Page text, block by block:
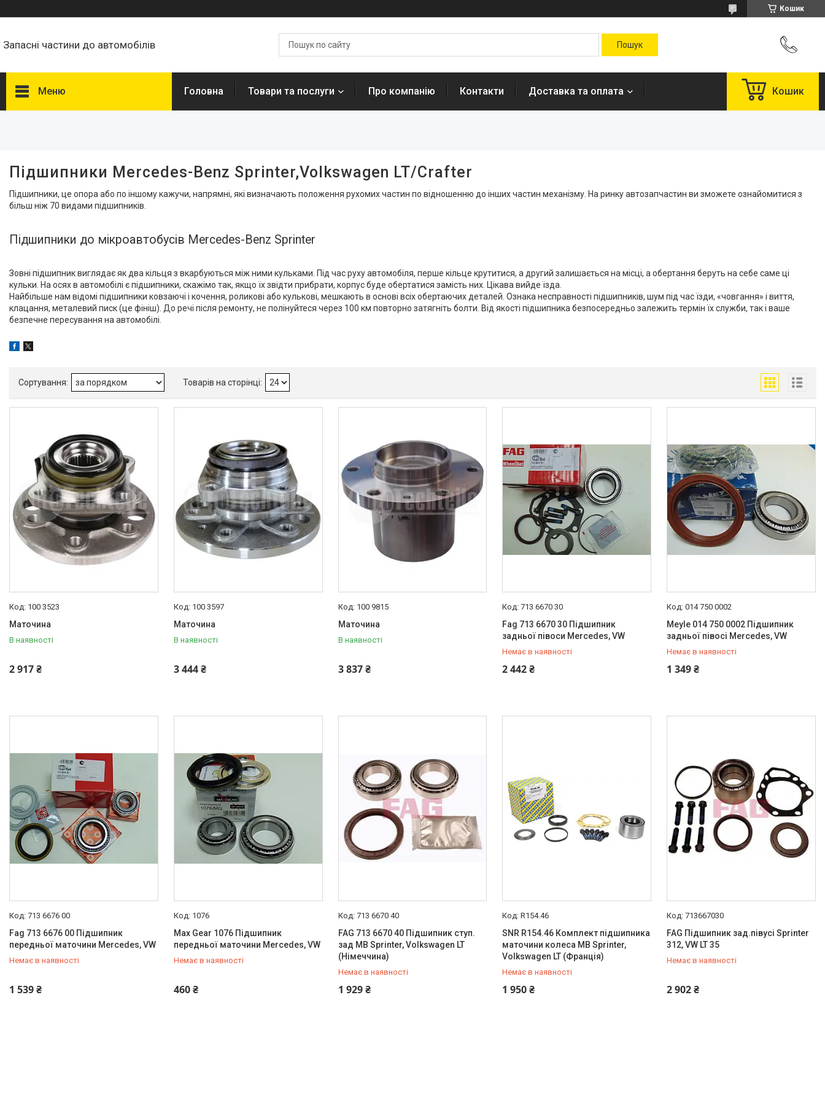
Кошик
Запасні частини до автомобілів
Меню
В наявності 3
Autotechteile 3
FAG
Maxgear 1
SNR 1
Товари та послуги
мікроавтобусів
Запчастини для автомобілів
Daewoo,Chevrolet
Високовольтні дроти
Гальмівна трубка WP
Свічки запалювання і
розжарювання
Автомобільні лампочки
Авто аксесуари, Інструмент,
Насоси, Домкрати
управління
Доставка та оплата
Про компанію
Новини
Статті
Відгуки
Головна Товари та послуги Про компанію Контакти Доставка та оплата Кошик
Підшипники Mercedes-Benz Sprinter,Volkswagen LT/Crafter
Підшипники, це опора або по іншому кажучи, напрямні, які визначають положення рухомих частин по відношенню до інших частин механізму. На ринку автозапчастин ви зможете ознайомитися з
більш ніж 70 видами підшипників.
Підшипники до мікроавтобусів Mercedes-Benz Sprinter
Зовні підшипник виглядає як два кільця з вкарбуються між ними кульками. Під час руху автомобіля, перше кільце крутитися, а другий залишається на місці, а обертання беруть на себе саме ці
кульки. На осях в автомобілі є підшипники, скажімо так, якщо їх звідти прибрати, корпус буде обертатися замість них. Цікава вийде їзда.
Найбільше нам відомі підшипники ковзаючі і кочення, роликові або кулькові, мешкають в основі всіх обертаючих деталей. Ознака несправності підшипників, шум під час їзди, «човгання» і виття,
клацання, металевий писк (це фініш). До речі після ремонту, не полінуйтеся через 100 км повторно затягніть болти. Від якості підшипника безпосередньо залежить термін їх служби, так і ваше
безпечне пересування на автомобілі.
100 3523
Маточина
В наявності
2 917 ₴
100 3597
Маточина
В наявності
3 444 ₴
100 9815
Маточина
В наявності
3 837 ₴
713 6670 30
Fag 713 6670 30 Підшипник
задньої півоси Mercedes, VW
Немає в наявності
2 442 ₴
+380 (95) 487-34-43
014 750 0002
Meyle 014 750 0002 Підшипник
задньої півосі Mercedes, VW
Немає в наявності
1 349 ₴
+380 (95) 487-34-43
713 6676 00
Fag 713 6676 00 Підшипник
передньої маточини Mercedes, VW
Немає в наявності
1 539 ₴
+380 (95) 487-34-43
1076
Max Gear 1076 Підшипник
передньої маточини Mercedes, VW
Немає в наявності
460 ₴
+380 (95) 487-34-43
713 6670 40
FAG 713 6670 40 Підшипник ступ.
зад MB Sprinter, Volkswagen LT
(Німеччина)
Немає в наявності
1 929 ₴
+380 (95) 487-34-43
R154.46
SNR R154.46 Комплект підшипника
маточини колеса MB Sprinter,
Volkswagen LT (Франція)
Немає в наявності
1 950 ₴
+380 (95) 487-34-43
713667030
FAG Підшипник зад.півусі Sprinter
312, VW LT 35
Немає в наявності
2 902 ₴
+380 (95) 487-34-43